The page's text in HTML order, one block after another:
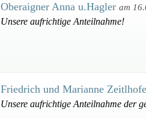
Oberaigner Anna u.Hagler am
Unsere aufrichtige Anteilnahme!
Friedrich und Marianne
Unsere aufrichtige Anteilnahme der